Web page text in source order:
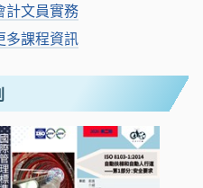
計文員實務
多課程資訊